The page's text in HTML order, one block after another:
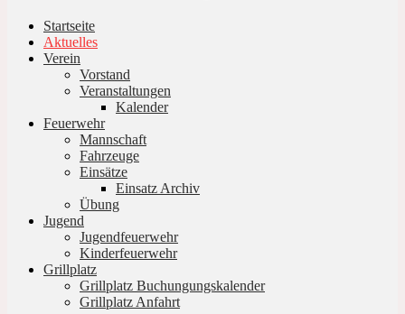
Startseite
Aktuelles
Verein
Vorstand
Veranstaltungen
Kalender
Feuerwehr
Mannschaft
Fahrzeuge
Einsätze
Einsatz Archiv
Übung
Jugend
Jugendfeuerwehr
Kinderfeuerwehr
Grillplatz
Grillplatz Buchungungskalender
Grillplatz Anfahrt